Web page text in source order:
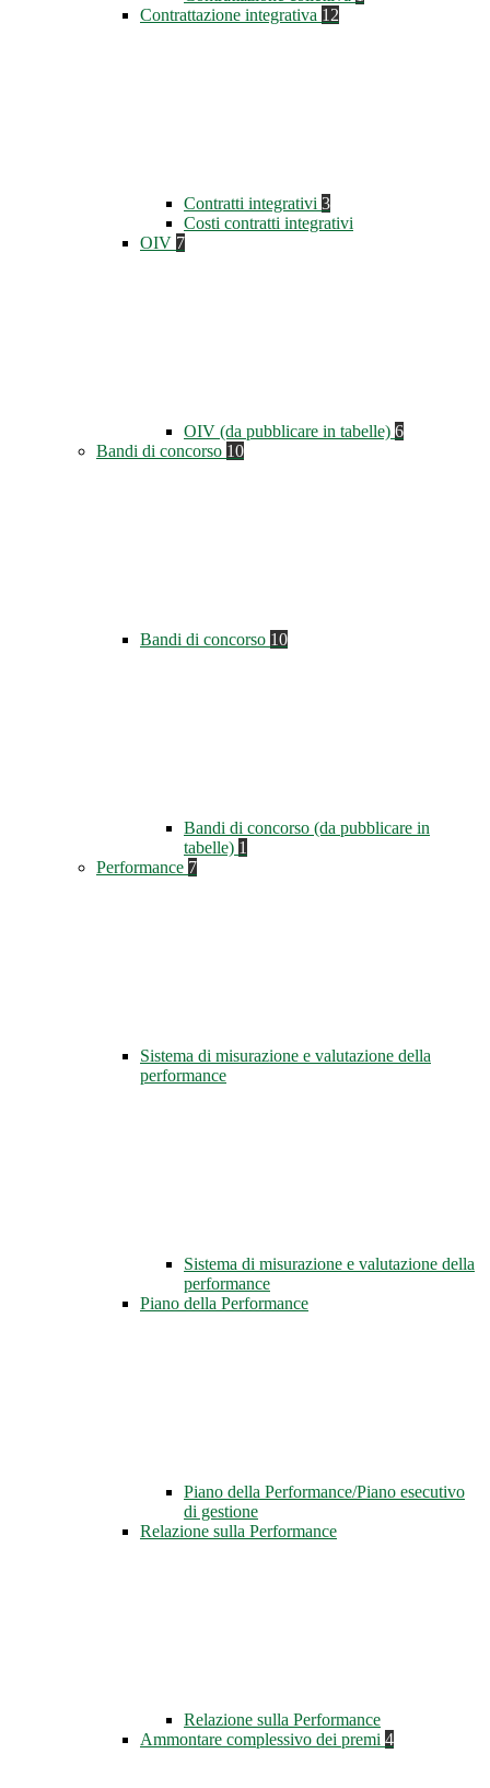
Contrattazione integrativa 12
Contratti integrativi 3
Costi contratti integrativi
OIV 7
OIV (da pubblicare in tabelle) 6
Bandi di concorso 10
Bandi di concorso 10
Bandi di concorso (da pubblicare in
tabelle) 1
Performance 7
Sistema di misurazione e valutazione della
performance
Sistema di misurazione e valutazione della
performance
Piano della Performance
Piano della Performance/Piano esecutivo
di gestione
Relazione sulla Performance
Relazione sulla Performance
Ammontare complessivo dei premi 4